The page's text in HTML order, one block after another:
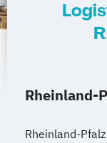
Rheinland-
Rheinland-